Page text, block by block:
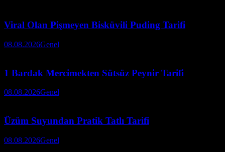
Viral Olan Pişmeyen Bisküvili Puding Tarifi
08.08.2026Genel
1 Bardak Mercimekten Sütsüz Peynir Tarifi
08.08.2026Genel
Üzüm Suyundan Pratik Tatlı Tarifi
08.08.2026Genel